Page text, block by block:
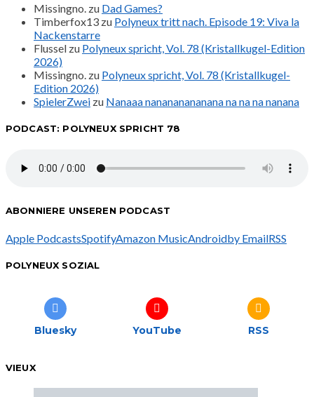
Missingno. zu Dad Games?
Timberfox13 zu Polyneux tritt nach. Episode 19: Viva la
Nackenstarre
Flussel zu Polyneux spricht, Vol. 78 (Kristallkugel-Edition
2026)
Missingno. zu Polyneux spricht, Vol. 78 (Kristallkugel-
Edition 2026)
SpielerZwei zu Nanaaa nanananananana na na na nanana
PODCAST: POLYNEUX SPRICHT 78
ABONNIERE UNSEREN PODCAST
Apple PodcastsSpotifyAmazon MusicAndroidby EmailRSS
POLYNEUX SOZIAL
Bluesky YouTube RSS
VIEUX